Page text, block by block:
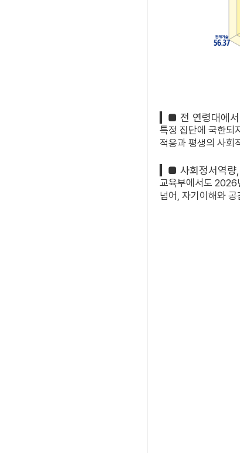
■ 전 연령대에
특정 집단에 국한되
적응과 평생의 사회
■ 사회정서역량,
교육부에서도 2026
넘어, 자기이해와 공